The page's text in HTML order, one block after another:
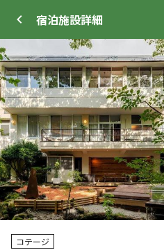
宿泊施設詳細
コテージ
トップ